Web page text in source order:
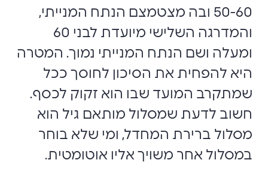
50-60 ובה מצטמצם הנתח המנייתי,
והמדרגה השלישי מיועדת לבני 60
ומעלה ושם הנתח המנייתי נמוך. המטרה
היא להפחית את הסיכון לחוסך ככל
שמתקרב המועד שבו הוא זקוק לכסף.
חשוב לדעת שמסלול מותאם גיל הוא
מסלול ברירת המחדל, ומי שלא בוחר
במסלול אחר משויך אליו אוטומטית.